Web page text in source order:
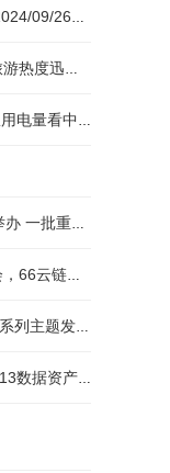
【海南】...
速攀升...
济向“新”力...
将集中发布...
受邀发言...
和信息化部）...
际标准发布...